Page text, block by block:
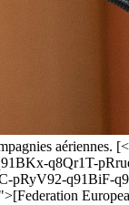
aériennes.
q8Qr1T-
q91BiF-